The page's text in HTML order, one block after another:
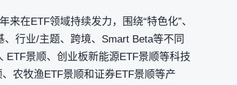
在ETF领域持续发力，围绕“特色化”、
行业/主题、跨境、Smart Beta等不同
景顺、创业板新能源ETF景顺等科技
农牧渔ETF景顺和证券ETF景顺等产